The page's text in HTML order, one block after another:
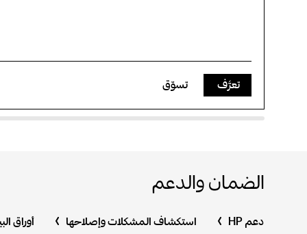
تعرَّف تسوّق
الضمان والدعم
دعم HP استكشاف المشكلات وإصلاحها أوراق